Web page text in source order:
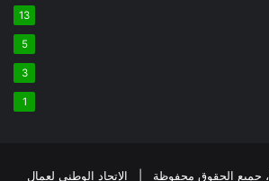
13
5
3
1
© حقوق النشر 2026، جميع الحقوق محفوظة | الإتحاد الوطني لعمال